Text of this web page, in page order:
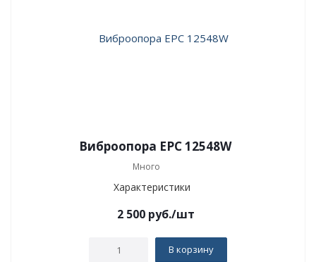
Виброопора EPC 12548W
Много
Характеристики
2 500руб./шт
В корзину